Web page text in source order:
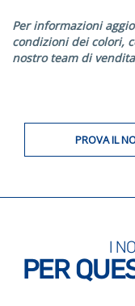
Per informazioni
condizioni dei colori,
nostro team di
PROVA IL
I
PER